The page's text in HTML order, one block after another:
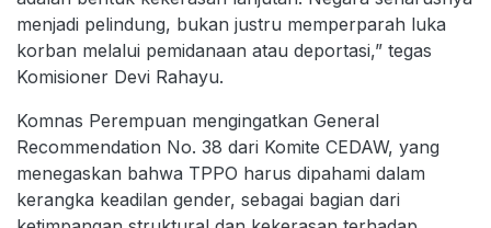
menjadi pelindung, bukan justru memperparah luka
korban melalui pemidanaan atau deportasi,” tegas
Komisioner Devi Rahayu.
Komnas Perempuan mengingatkan General
Recommendation No. 38 dari Komite CEDAW, yang
menegaskan bahwa TPPO harus dipahami dalam
kerangka keadilan gender, sebagai bagian dari